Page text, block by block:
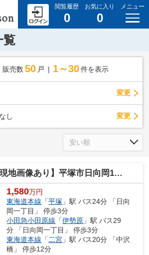
閲覧履歴
0
お気に入り
0
メニュー
覧
販売数 50 戸 1～30 件を表示
変更
なし 変更
地画像あり】平塚市日向岡1丁目 中古戸建 62.22坪
1,580万円
東海道本線 「平塚 」駅 バス24分 「日向
岡一丁目」 停歩3分
小田急小田原線 「伊勢原 」駅 バス29
分 「日向岡一丁目」 停歩3分
東海道本線 「二宮 」駅 バス20分 「中沢
橋」 停歩12分